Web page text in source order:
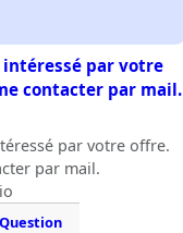
intéressé par votre
contacter par mail.
par votre offre.
par mail.